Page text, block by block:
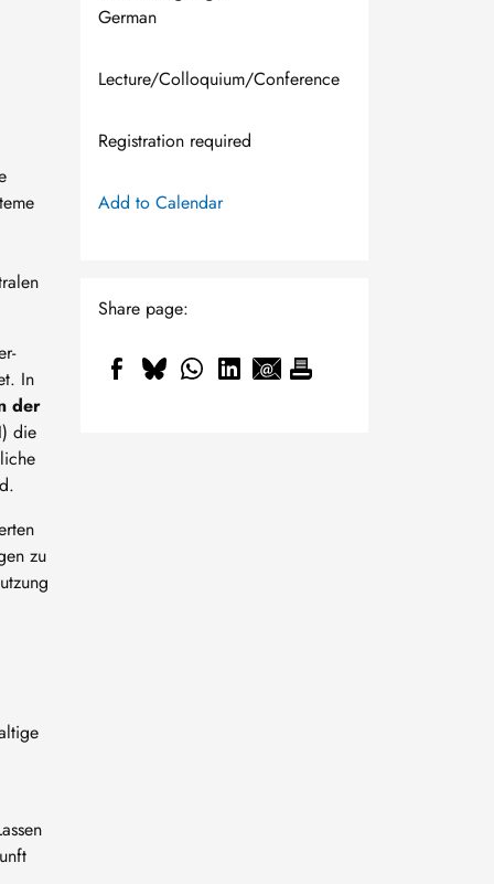
In
der
die
zu
German
Lecture/Colloquium/Conference
Registration required
Add to Calendar
Share page: